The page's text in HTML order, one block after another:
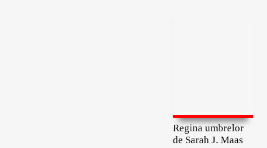
Regina umbrelor
de Sarah J. Maas